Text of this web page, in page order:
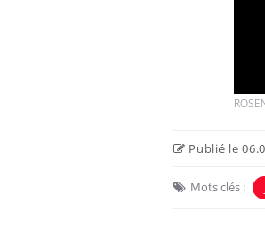
Publié le
Mots clés :